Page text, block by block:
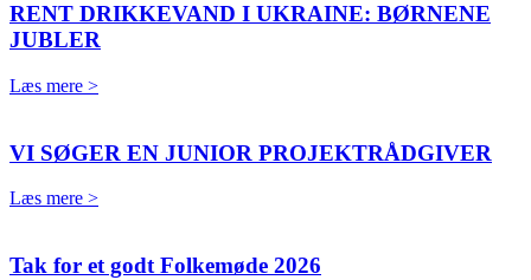
RENT DRIKKEVAND I UKRAINE: BØRNENE
JUBLER
Læs mere >
VI SØGER EN JUNIOR PROJEKTRÅDGIVER
Læs mere >
Tak for et godt Folkemøde 2026